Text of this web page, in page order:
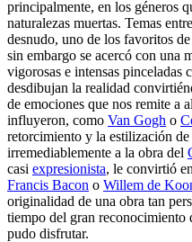
principalmente, en los géneros
naturalezas muertas. Temas
desnudo, uno de los favoritos
sin embargo se acercó con una
vigorosas e intensas pinceladas
desdibujan la realidad
de emociones que nos remite a
influyeron, como Van Gogh o
retorcimiento y la estilización de
irremediablemente a la obra del
casi expresionista, le convirtió
Francis Bacon o Willem de
originalidad de una obra tan
tiempo del gran reconocimiento
pudo disfrutar.